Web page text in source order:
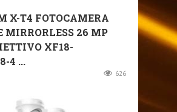
X-T4 FOTOCAMERA
MIRRORLESS 26 MP
XF18-
4 ...
626